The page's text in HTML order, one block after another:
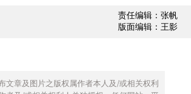
责任编辑：张帆
版面编辑：王影
文章及图片之版权属作者本人及/或相关权利